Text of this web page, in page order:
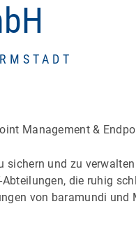
Management &
sichern und zu
die ruhig
von baramundi